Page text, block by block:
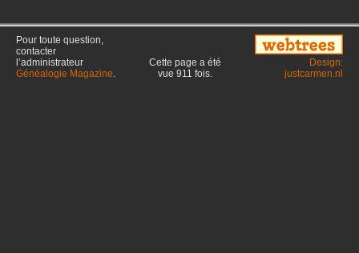
Pour toute question,
contacter
l’administrateur
Généalogie Magazine.
Cette page a été
vue 911 fois.
Design:
justcarmen.nl